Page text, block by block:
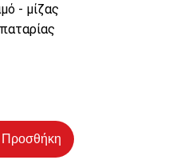
- μίζας
Προσθήκη